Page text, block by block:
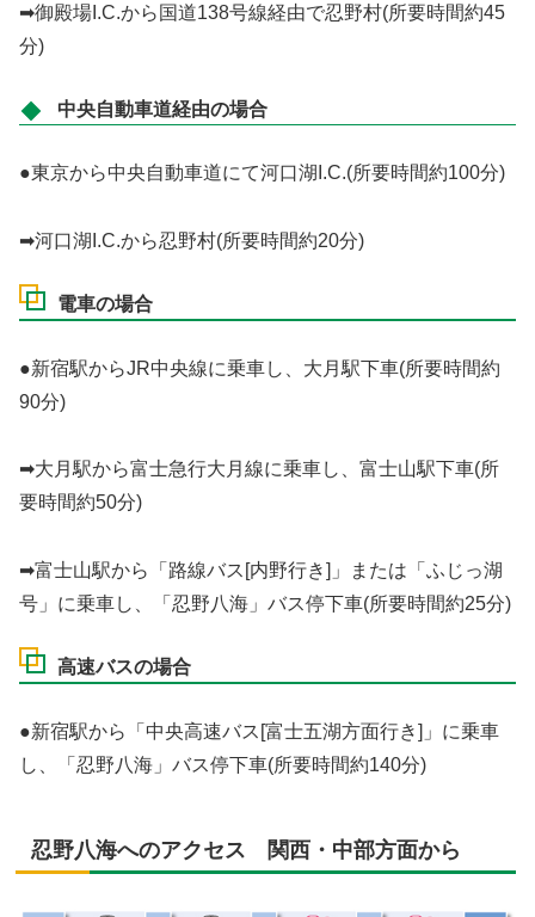
➡御殿場I.C.から国道138号線経由で忍野村(所要時間約45
分)
中央自動車道経由の場合
●東京から中央自動車道にて河口湖I.C.(所要時間約100分)
➡河口湖I.C.から忍野村(所要時間約20分)
電車の場合
●新宿駅からJR中央線に乗車し、大月駅下車(所要時間約
90分)
➡大月駅から富士急行大月線に乗車し、富士山駅下車(所
要時間約50分)
➡富士山駅から「路線バス[内野行き]」または「ふじっ湖
号」に乗車し、「忍野八海」バス停下車(所要時間約25分)
高速バスの場合
●新宿駅から「中央高速バス[富士五湖方面行き]」に乗車
し、「忍野八海」バス停下車(所要時間約140分)
忍野八海へのアクセス 関西・中部方面から